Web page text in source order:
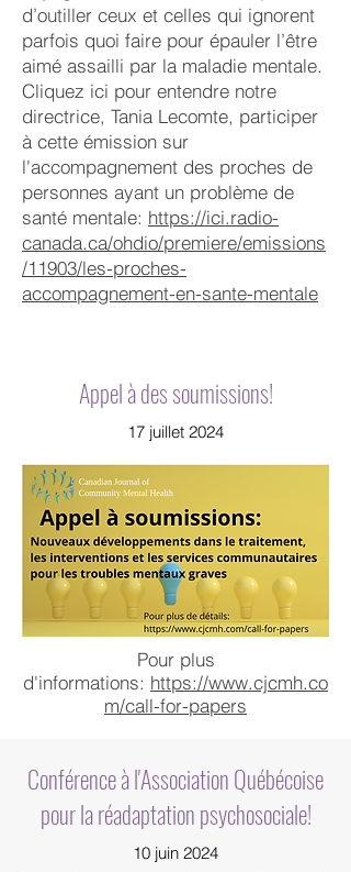
d’outiller ceux et celles qui ignorent
parfois quoi faire pour épauler l’être
aimé assailli par la maladie mentale.
Cliquez ici pour entendre notre
directrice, Tania Lecomte, participer
à cette émission sur
l'accompagnement des proches de
personnes ayant un problème de
santé mentale: https://ici.radio-
canada.ca/ohdio/premiere/emissions
/11903/les-proches-
accompagnement-en-sante-mentale
Appel à des soumissions!
17 juillet 2024
Pour plus
d'informations: https://www.cjcmh.co
m/call-for-papers
Conférence à l'Association Québécoise
pour la réadaptation psychosociale!
10 juin 2024